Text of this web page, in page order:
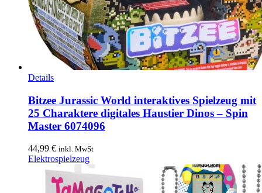
Details
Bitzee Jurassic World interaktives Spielzeug mit
25 Charaktere digitales Haustier Dinos – Spin
Master 6074096
44,99 € inkl. MwSt
Elektrospielzeug